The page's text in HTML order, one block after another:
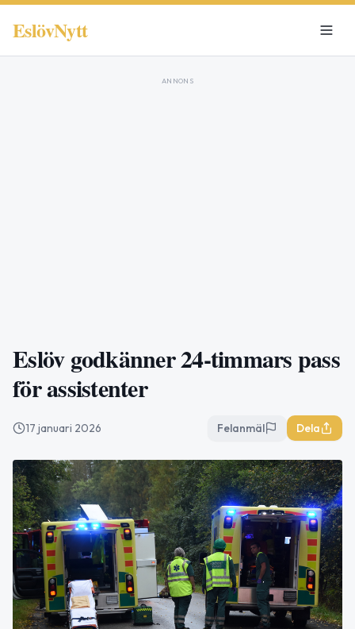
EslövNytt
ANNONS
Eslöv godkänner 24‑timmars pass
för assistenter
17 januari 2026 Felanmäl Dela